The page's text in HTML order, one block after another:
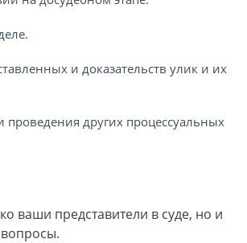
и доказательств улик и их
других процессуальных
ваши представители в суде, но и